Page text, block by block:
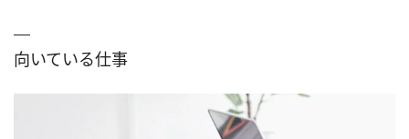
向いている仕事